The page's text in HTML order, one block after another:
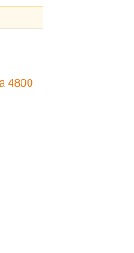
4800